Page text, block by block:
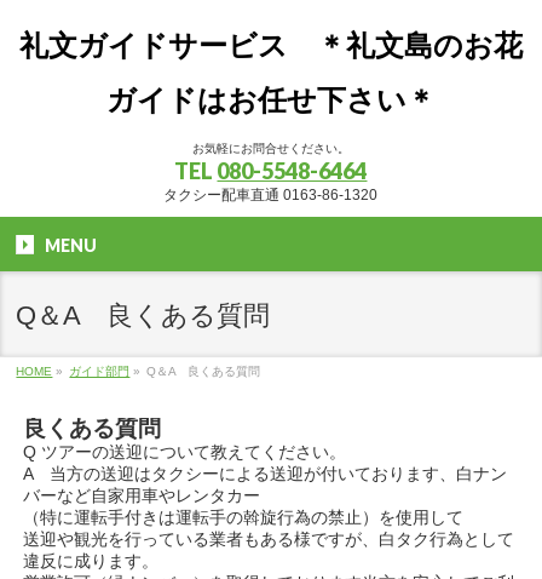
礼文ガイドサービス ＊礼文島のお花
ガイドはお任せ下さい＊
お気軽にお問合せください。
TEL 080-5548-6464
タクシー配車直通 0163-86-1320
MENU
Q＆A 良くある質問
HOME » ガイド部門 » Q＆A 良くある質問
良くある質問
Q ツアーの送迎について教えてください。
A 当方の送迎はタクシーによる送迎が付いております、白ナン
バーなど自家用車やレンタカー
（特に運転手付きは運転手の斡旋行為の禁止）を使用して
送迎や観光を行っている業者もある様ですが、白タク行為として
違反に成ります。